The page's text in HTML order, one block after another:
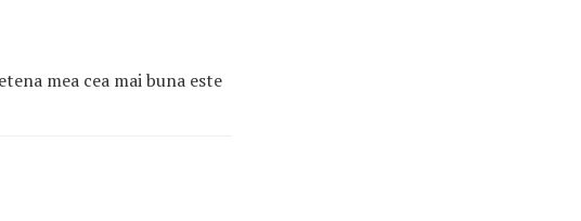
mea cea mai buna este